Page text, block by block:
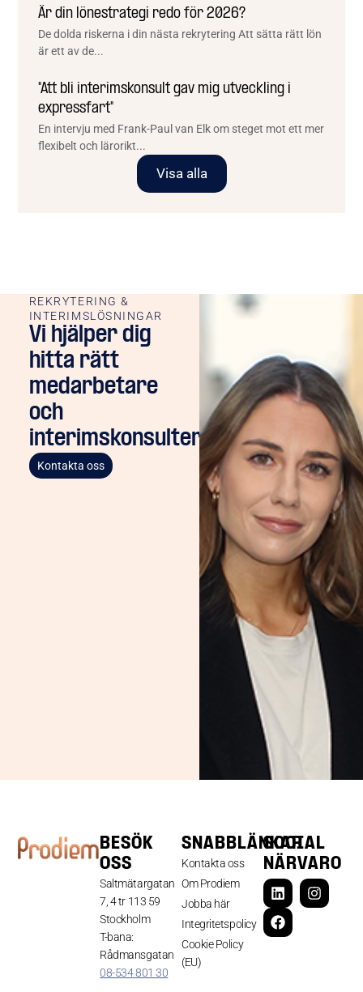
Är din lönestrategi redo för 2026?
De dolda riskerna i din nästa rekrytering Att sätta rätt lön
är ett av de...
"Att bli interimskonsult gav mig utveckling i
expressfart"
En intervju med Frank-Paul van Elk om steget mot ett mer
flexibelt och lärorikt...
Visa alla
REKRYTERING &
INTERIMSLÖSNINGAR
Vi hjälper dig
hitta rätt
medarbetare
och
interimskonsulter
Kontakta oss
BESÖK
OSS
Saltmätargatan
7, 4 tr 113 59
Stockholm
T-bana:
Rådmansgatan
08-534 801 30
SNABBLÄNKAR
Kontakta oss
Om Prodiem
Jobba här
Integritetspolicy
Cookie Policy
(EU)
SOCIAL
NÄRVARO